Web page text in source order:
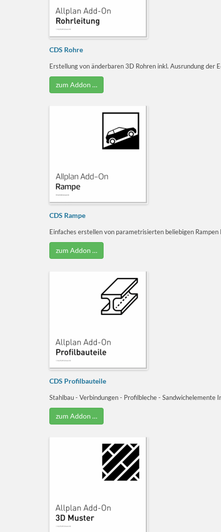
CDS Rohre
Erstellung von änderbaren 3D Rohren inkl. Ausrundung der
zum Addon …
CDS Rampe
Einfaches erstellen von parametrisierten beliebigen
zum Addon …
CDS Profilbauteile
Stahlbau - Verbindungen - Profilbleche - Sandwichelemente
zum Addon …